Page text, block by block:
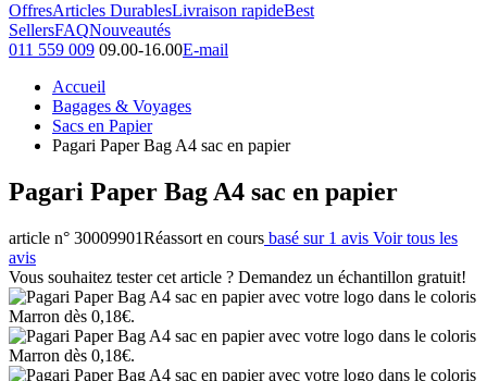
OffresArticles DurablesLivraison rapideBest
SellersFAQNouveautés
011 559 009 09.00-16.00E-mail
Accueil
Bagages & Voyages
Sacs en Papier
Pagari Paper Bag A4 sac en papier
Pagari Paper Bag A4 sac en papier
article n° 30009901Réassort en cours basé sur 1 avis Voir tous les
avis
Vous souhaitez tester cet article ? Demandez un échantillon gratuit!